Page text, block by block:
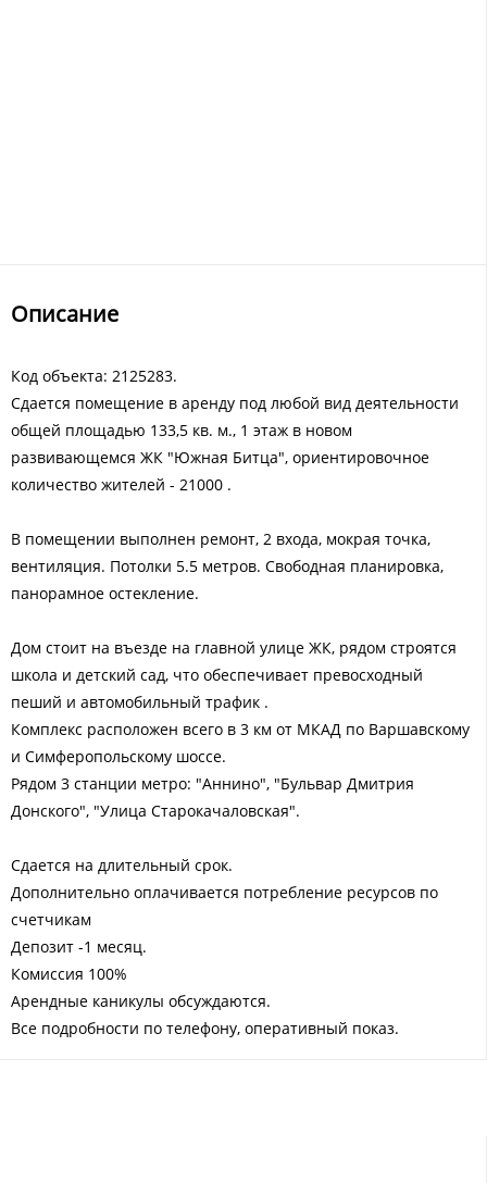
Описание
Код объекта: 2125283.
Сдается помещение в аренду под любой вид деятельности
общей площадью 133,5 кв. м., 1 этаж в новом
развивающемся ЖК "Южная Битца", ориентировочное
количество жителей - 21000 .
В помещении выполнен ремонт, 2 входа, мокрая точка,
вентиляция. Потолки 5.5 метров. Свободная планировка,
панорамное остекление.
Дом стоит на въезде на главной улице ЖК, рядом строятся
школа и детский сад, что обеспечивает превосходный
пеший и автомобильный трафик .
Комплекс расположен всего в 3 км от МКАД по Варшавскому
и Симферопольскому шоссе.
Рядом 3 станции метро: "Аннино", "Бульвар Дмитрия
Донского", "Улица Старокачаловская".
Сдается на длительный срок.
Дополнительно оплачивается потребление ресурсов по
счетчикам
Депозит -1 месяц.
Комиссия 100%
Арендные каникулы обсуждаются.
Все подробности по телефону, оперативный показ.